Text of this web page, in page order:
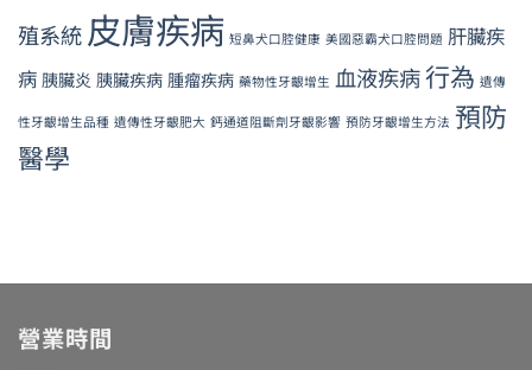
殖系統 皮膚疾病 短鼻犬口腔健康 美國惡霸犬口腔問題 肝臟疾
病 胰臟炎 胰臟疾病 腫瘤疾病 藥物性牙齦增生 血液疾病行為 遺傳
性牙齦增生品種 遺傳性牙齦肥大 鈣通道阻斷劑牙齦影響 預防牙齦增生方法 預防
醫學
營業時間